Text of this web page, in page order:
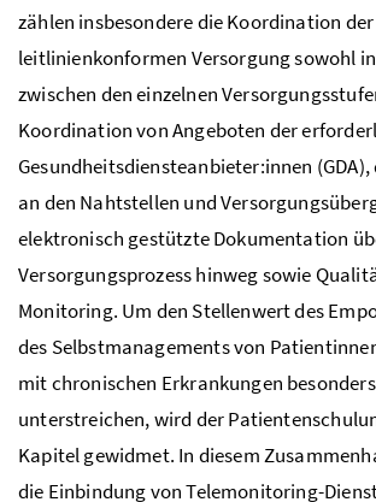
zählen insbesondere die Koordination der
leitlinienkonformen Versorgung sowohl
zwischen den einzelnen
Koordination von Angeboten der
Gesundheitsdiensteanbieter:innen
an den Nahtstellen und
elektronisch gestützte Dokumentation
Versorgungsprozess hinweg sowie
Monitoring. Um den Stellenwert des
des Selbstmanagements von
mit chronischen Erkrankungen
unterstreichen, wird der
Kapitel gewidmet. In diesem
die Einbindung von Telemonitoring-